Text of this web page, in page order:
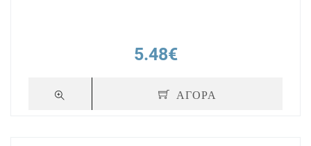
5.48€
ΑΓΟΡΑ